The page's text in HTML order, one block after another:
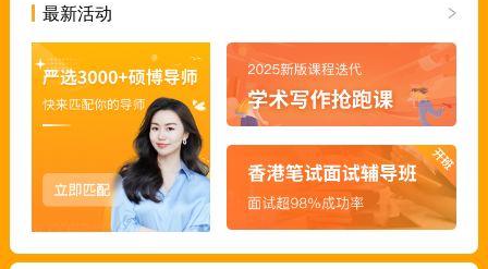
最新活动